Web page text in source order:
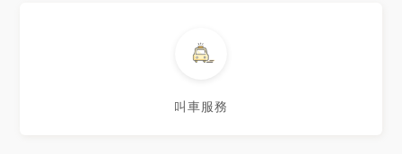
叫車服務